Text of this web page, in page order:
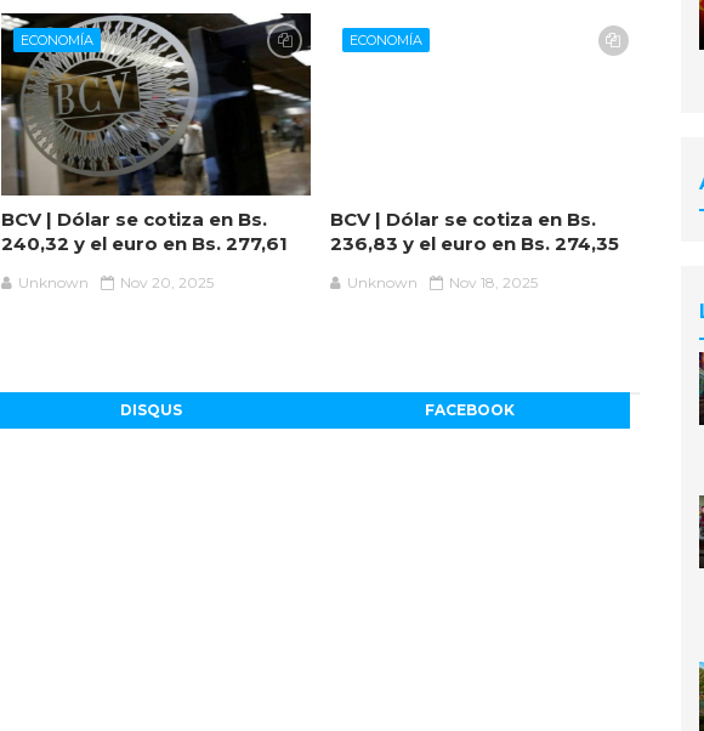
ECONOMÍA
BCV | Dólar se cotiza en Bs.
240,32 y el euro en Bs. 277,61
Unknown Nov 20, 2025
ECONOMÍA
BCV | Dólar se cotiza en Bs.
236,83 y el euro en Bs. 274,35
Unknown Nov 18, 2025
DISQUS FACEBOOK